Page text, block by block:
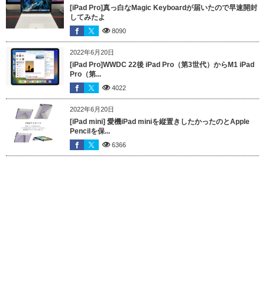
[iPad Pro]真っ白なMagic Keyboardが届いたので早速開封
してみたよ
8090
2022年6月20日
[iPad Pro]WWDC 22後 iPad Pro（第3世代）からM1 iPad
Pro（第...
4022
2022年6月20日
[iPad mini] 愛機iPad miniを縦置きしたかったのとApple
Pencilを保...
6366